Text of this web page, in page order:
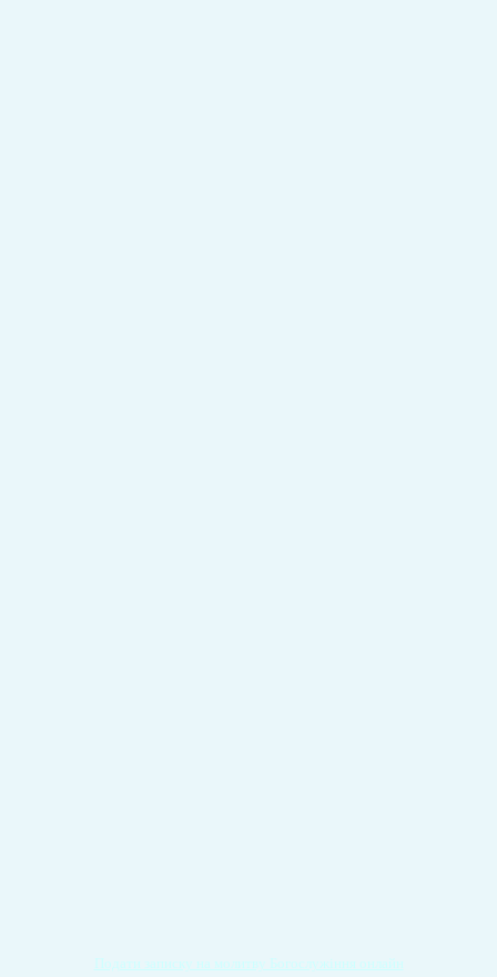
Подати записку на молитву Богослужіння онлайн